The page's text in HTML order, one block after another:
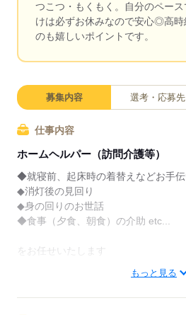
つこつ・もくもく。自分のペー
けは必ずお休みなので安心◎高時
のも嬉しいポイントです。
募集内容 選考・応募先
仕事内容
ホームヘルパー（訪問介護等）
◆就寝前、起床時の着替えなどお手
◆消灯後の見回り
◆身の回りのお世話
◆食事（夕食、朝食）の介助 etc...
をお任せいたします
利用者さんが安心してお休みになれる
生活をサポートしていただきます。
もっと見る